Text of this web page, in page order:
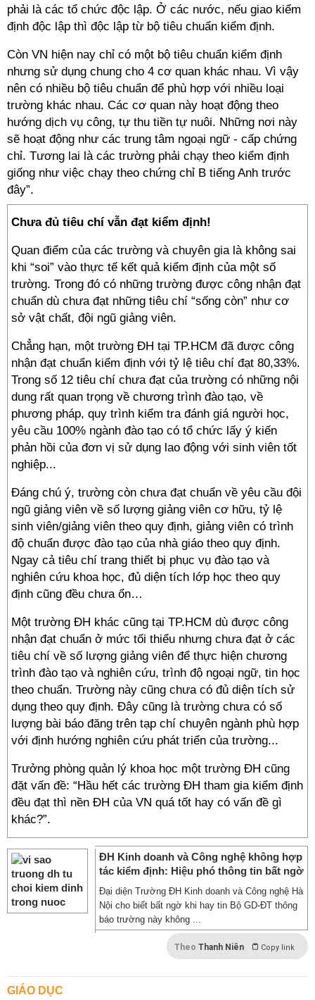
phải là các tổ chức độc lập. Ở các nước, nếu giao kiểm
định độc lập thì độc lập từ bộ tiêu chuẩn kiểm định.
Còn VN hiện nay chỉ có một bộ tiêu chuẩn kiểm định
nhưng sử dụng chung cho 4 cơ quan khác nhau. Vì vậy
nên có nhiều bộ tiêu chuẩn để phù hợp với nhiều loại
trường khác nhau. Các cơ quan này hoạt động theo
hướng dịch vụ công, tự thu tiền tự nuôi. Những nơi này
sẽ hoạt động như các trung tâm ngoại ngữ - cấp chứng
chỉ. Tương lai là các trường phải chạy theo kiểm định
giống như việc chạy theo chứng chỉ B tiếng Anh trước
đây”.
Chưa đủ tiêu chí vẫn đạt kiểm định!
Quan điểm của các trường và chuyên gia là không sai
khi “soi” vào thực tế kết quả kiểm định của một số
trường. Trong đó có những trường được công nhận đạt
chuẩn dù chưa đạt những tiêu chí “sống còn” như cơ
sở vật chất, đội ngũ giảng viên.
Chẳng hạn, một trường ĐH tại TP.HCM đã được công
nhận đạt chuẩn kiểm định với tỷ lệ tiêu chí đạt 80,33%.
Trong số 12 tiêu chí chưa đạt của trường có những nội
dung rất quan trọng về chương trình đào tạo, về
phương pháp, quy trình kiểm tra đánh giá người học,
yêu cầu 100% ngành đào tạo có tổ chức lấy ý kiến
phản hồi của đơn vị sử dụng lao động với sinh viên tốt
nghiệp...
Đáng chú ý, trường còn chưa đạt chuẩn về yêu cầu đội
ngũ giảng viên về số lượng giảng viên cơ hữu, tỷ lệ
sinh viên/giảng viên theo quy định, giảng viên có trình
độ chuẩn được đào tạo của nhà giáo theo quy định.
Ngay cả tiêu chí trang thiết bị phục vụ đào tạo và
nghiên cứu khoa học, đủ diện tích lớp học theo quy
định cũng đều chưa ổn…
Một trường ĐH khác cũng tại TP.HCM dù được công
nhận đạt chuẩn ở mức tối thiểu nhưng chưa đạt ở các
tiêu chí về số lượng giảng viên để thực hiện chương
trình đào tạo và nghiên cứu, trình độ ngoại ngữ, tin học
theo chuẩn. Trường này cũng chưa có đủ diện tích sử
dụng theo quy định. Đây cũng là trường chưa có số
lượng bài báo đăng trên tạp chí chuyên ngành phù hợp
với định hướng nghiên cứu phát triển của trường...
Trưởng phòng quản lý khoa học một trường ĐH cũng
đặt vấn đề: “Hầu hết các trường ĐH tham gia kiểm định
đều đạt thì nền ĐH của VN quá tốt hay có vấn đề gì
khác?”.
ĐH Kinh doanh và Công nghệ không hợp
tác kiểm định: Hiệu phó thông tin bất ngờ
Đại diện Trường ĐH Kinh doanh và Công nghệ Hà
Nội cho biết bất ngờ khi hay tin Bộ GD-ĐT thông
báo trường này không ...
Theo Thanh Niên Copy link
GIÁO DỤC